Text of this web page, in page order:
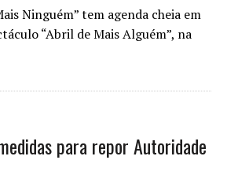
Ninguém” tem agenda cheia em
“Abril de Mais Alguém”, na
para repor Autoridade